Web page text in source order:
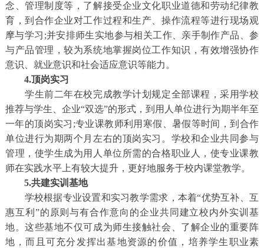
念、管理制度等，了解接受企业文化职业道德和劳动纪律教
育，到合作企业对工作过程和生产、操作流程等进行现场观
摩与学习;并安排师生实地参与相关工作、亲手制作产品、参
与产品管理，较为系统地掌握岗位工作知识，有效增强协作
意识、就业意识和社会适应意识等能力。
4.顶岗实习
学生前二年在校完成教学计划规定全部课程，采用学校
推荐与学生、企业“双选”的形式，到用人单位进行为期半年至
一年的顶岗实习;专业课教师利用寒假、暑假等时间，到合作
单位进行为期两个月左右的顶岗实习。学校和企业共同参与
管理，使学生成为用人单位所需的合格职业人，使专业课教
师在实践水平上有较大提升，更好地服务于校内课堂教学。
5.共建实训基地
学校根据专业设置和实习教学需求，本着“优势互补、互
惠互利”的原则与有合作意向的企业共同建立校内外实训基
地。这些基地不仅可成为师生接触社会、了解企业的重要阵
地，而且可充分发挥出基地资源的价值，培养学生职业素